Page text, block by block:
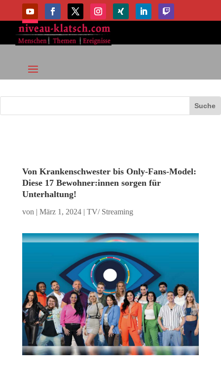
Von Krankenschwester bis Only-Fans-Model:
Diese 17 Bewohner:innen sorgen für
Unterhaltung!
von | März 1, 2024| TV/ Streaming